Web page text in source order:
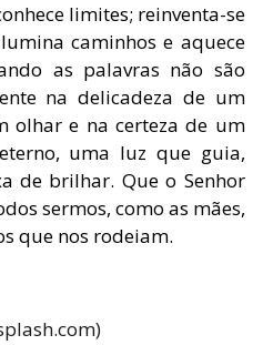
limites; reinventa-se
caminhos e aquece
as palavras não são
na delicadeza de um
olhar e na certeza de um
uma luz que guia,
de brilhar. Que o Senhor
sermos, como as mães,
que nos rodeiam.